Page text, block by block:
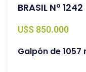
BRASIL Nº 1242
U$S 850.000
Galpón de 1057